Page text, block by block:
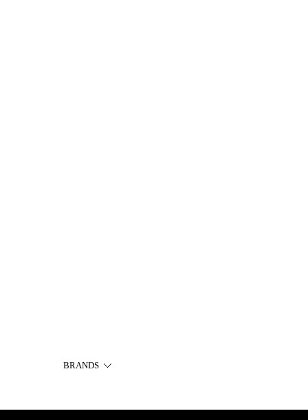
BRANDS